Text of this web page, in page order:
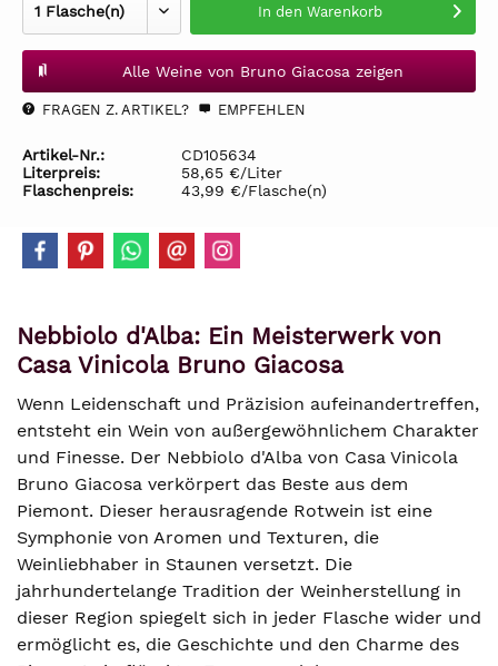
In den Warenkorb
Alle Weine von Bruno Giacosa zeigen
FRAGEN Z. ARTIKEL? EMPFEHLEN
Artikel-Nr.:
CD105634
Literpreis:
58,65 €/Liter
Flaschenpreis:
43,99 €/Flasche(n)
Nebbiolo d'Alba: Ein Meisterwerk von
Casa Vinicola Bruno Giacosa
Wenn Leidenschaft und Präzision aufeinandertreffen,
entsteht ein Wein von außergewöhnlichem Charakter
und Finesse. Der Nebbiolo d'Alba von Casa Vinicola
Bruno Giacosa verkörpert das Beste aus dem
Piemont. Dieser herausragende Rotwein ist eine
Symphonie von Aromen und Texturen, die
Weinliebhaber in Staunen versetzt. Die
jahrhundertelange Tradition der Weinherstellung in
dieser Region spiegelt sich in jeder Flasche wider und
ermöglicht es, die Geschichte und den Charme des